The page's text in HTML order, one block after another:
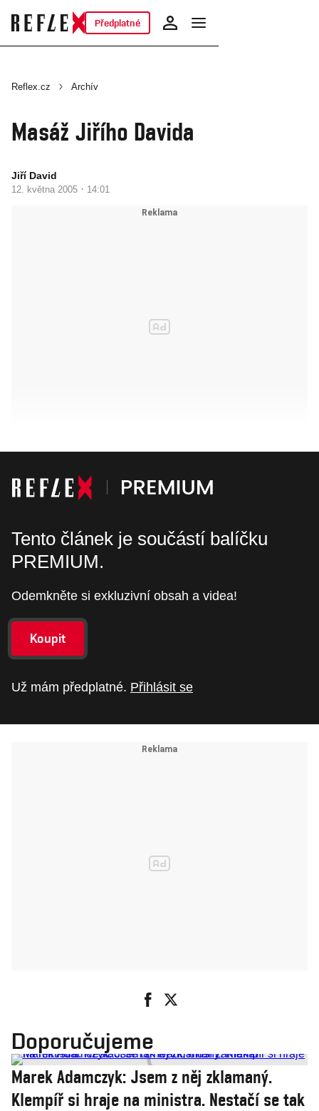
Předplatné
Reflex.cz Archív
Masáž Jiřího Davida
Jiří David
12. května 2005 · 14:01
Tento článek je součástí balíčku
PREMIUM.
Odemkněte si exkluzivní obsah a videa!
Koupit
Už mám předplatné. Přihlásit se
Doporučujeme
Marek Adamczyk: Jsem z něj zklamaný.
Klempíř si hraje na ministra. Nestačí se tak